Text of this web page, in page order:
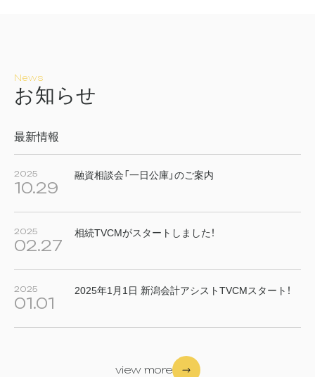
News
お知 らせ
最新情報
2025
10.29
融資相談会「一日公庫」のご案内
2025
02.27
相続TVCMがスタートしました！
2025
01.01
2025年1月1日 新潟会計アシストTVCMスタート！
view more